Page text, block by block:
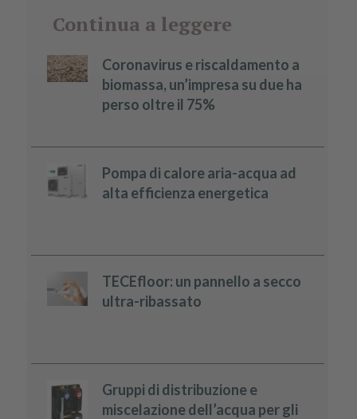
Continua a leggere
Coronavirus e riscaldamento a
biomassa, un’impresa su due ha
perso oltre il 75%
Pompa di calore aria-acqua ad
alta efficienza energetica
TECEfloor: un pannello a secco
ultra-ribassato
Gruppi di distribuzione e
miscelazione dell’acqua per gli